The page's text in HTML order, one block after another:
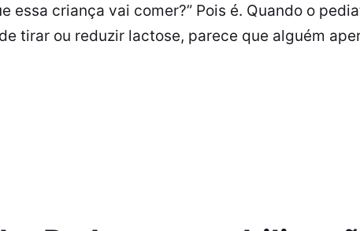
essa criança vai comer?” Pois é. Quando o
tirar ou reduzir lactose, parece que alguém